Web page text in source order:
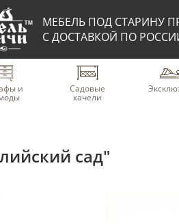
МЕБЕЛЬ ПОД СТАРИНУ
С ДОСТАВКОЙ ПО
и Садовые
качели
сад"